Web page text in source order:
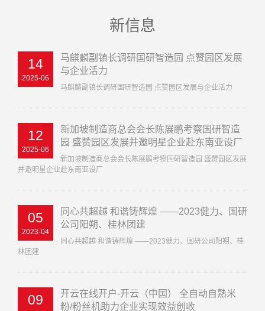
新信息
14
2025-06
马麒麟副镇长调研国研智造园 点赞园区发展
与企业活力
马麒麟副镇长调研国研智造园 点赞园区发展与企业活力
12
2025-06
新加坡制造商总会会长陈展鹏考察国研智造
园 盛赞园区发展并邀明星企业赴东南亚设厂
新加坡制造商总会会长陈展鹏考察国研智造园 盛赞园区发展
并邀明星企业赴东南亚设厂
05
2023-04
同心共超越 和谐铸辉煌 ——2023健力、国研
公司阳朔、桂林团建
同心共超越 和谐铸辉煌 ——2023健力、国研公司阳朔、桂
林团建
09
开云在线开户-开云（中国） 全自动自熟米
粉/粉丝机助力企业实现效益创收